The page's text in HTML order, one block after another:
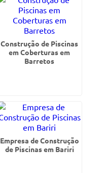
Construção de Piscinas
em Coberturas em
Barretos
Empresa de Construção
de Piscinas em Bariri